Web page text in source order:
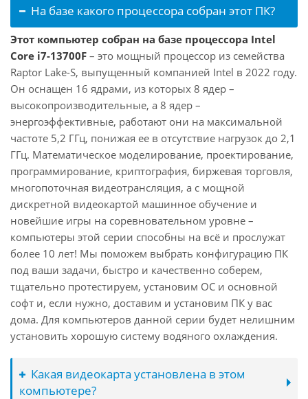
На базе какого процессора собран этот ПК?
Этот компьютер собран на базе процессора Intel
Core i7-13700F – это мощный процессор из семейства
Raptor Lake-S, выпущенный компанией Intel в 2022 году.
Он оснащен 16 ядрами, из которых 8 ядер –
высокопроизводительные, а 8 ядер –
энергоэффективные, работают они на максимальной
частоте 5,2 ГГц, понижая ее в отсутствие нагрузок до 2,1
ГГц. Математическое моделирование, проектирование,
программирование, криптография, биржевая торговля,
многопоточная видеотрансляция, а с мощной
дискретной видеокартой машинное обучение и
новейшие игры на соревновательном уровне –
компьютеры этой серии способны на всё и прослужат
более 10 лет! Мы поможем выбрать конфигурацию ПК
под ваши задачи, быстро и качественно соберем,
тщательно протестируем, установим ОС и основной
софт и, если нужно, доставим и установим ПК у вас
дома. Для компьютеров данной серии будет нелишним
установить хорошую систему водяного охлаждения.
Какая видеокарта установлена в этом
компьютере?